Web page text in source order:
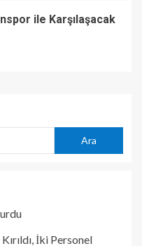
ile Karşılaşacak
Ara
İki Personel